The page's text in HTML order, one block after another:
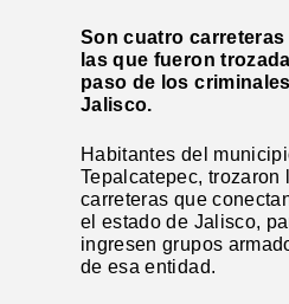
Son cuatro
las que fueron
paso de los
Jalisco.
Habitantes del
Tepalcatepec, trozaron
carreteras que
el estado de Jalisco,
ingresen grupos
de esa entidad.